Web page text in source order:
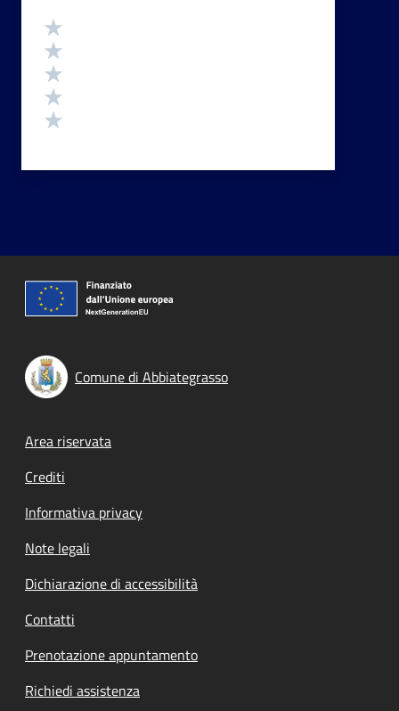
Valutazione
Comune di Abbiategrasso
Footer menu
Area riservata
Crediti
Informativa privacy
Note legali
Dichiarazione di accessibilità
Contatti
Prenotazione appuntamento
Richiedi assistenza